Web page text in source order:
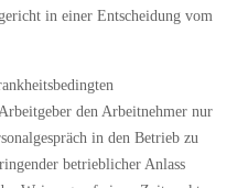
in einer Entscheidung vom
den Arbeitnehmer nur
in den Betrieb zu
betrieblicher Anlass